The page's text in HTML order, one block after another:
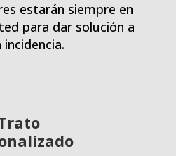
estarán siempre en
para dar solución a
incidencia.